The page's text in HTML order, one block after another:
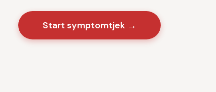
Start symptomtjek →